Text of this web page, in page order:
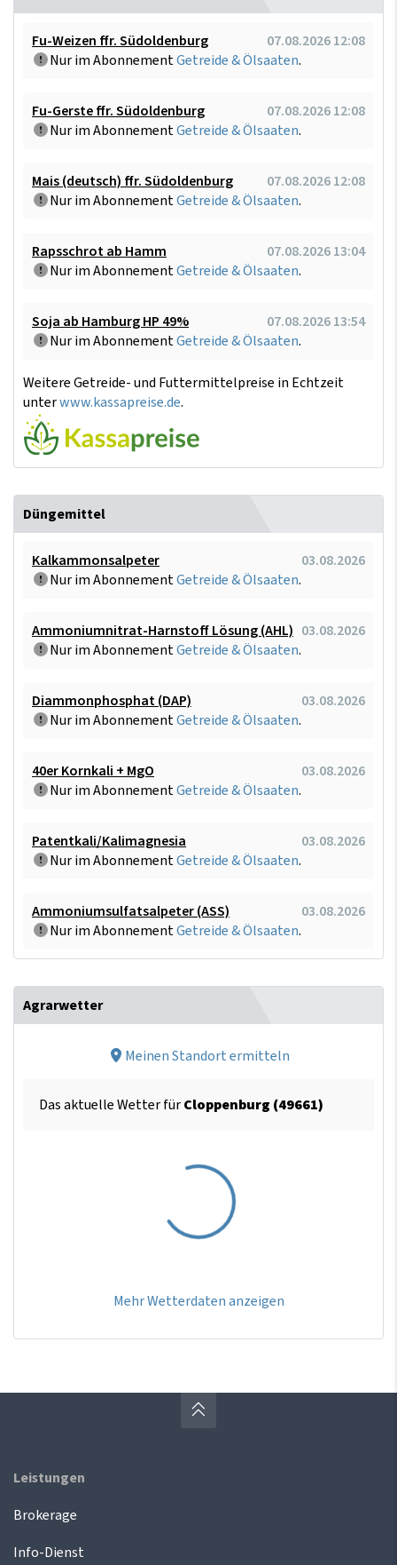
Fu-Weizen ffr. Südoldenburg
07.08.2026 12:08
Nur im AbonnementGetreide & Ölsaaten.
Fu-Gerste ffr. Südoldenburg
07.08.2026 12:08
Nur im AbonnementGetreide & Ölsaaten.
Mais (deutsch) ffr. Südoldenburg
07.08.2026 12:08
Nur im AbonnementGetreide & Ölsaaten.
Rapsschrot ab Hamm
07.08.2026 13:04
Nur im AbonnementGetreide & Ölsaaten.
Soja ab Hamburg HP 49%
07.08.2026 13:54
Nur im AbonnementGetreide & Ölsaaten.
Weitere Getreide- und Futtermittelpreise in Echtzeit
unterwww.kassapreise.de.
Düngemittel
Kalkammonsalpeter
03.08.2026
Nur im AbonnementGetreide & Ölsaaten.
Ammoniumnitrat-Harnstoff Lösung (AHL) 03.08.2026
Nur im AbonnementGetreide & Ölsaaten.
Diammonphosphat (DAP)
03.08.2026
Nur im AbonnementGetreide & Ölsaaten.
40er Kornkali + MgO
03.08.2026
Nur im AbonnementGetreide & Ölsaaten.
Patentkali/Kalimagnesia
03.08.2026
Nur im AbonnementGetreide & Ölsaaten.
Ammoniumsulfatsalpeter (ASS)
03.08.2026
Nur im AbonnementGetreide & Ölsaaten.
Agrarwetter
Meinen Standort ermitteln
Das aktuelle Wetter fürCloppenburg (49661)
Mehr Wetterdaten anzeigen
Leistungen
Brokerage
Info-Dienst